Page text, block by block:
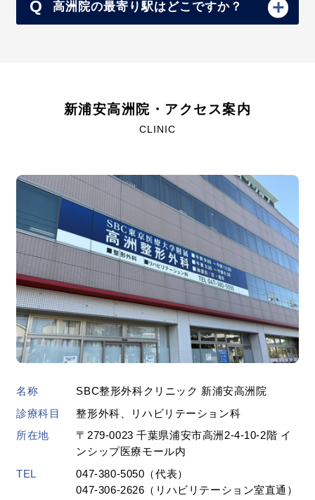
高洲院の最寄り駅はどこですか？
新浦安高洲院・アクセス案内
CLINIC
名称
SBC整形外科クリニック 新浦安高洲院
診療科目
整形外科、リハビリテーション科
所在地
〒279-0023 千葉県浦安市高洲2-4-10-2階 イ
ンシップ医療モール内
TEL
047-380-5050（代表）
047-306-2626（リハビリテーション室直通）